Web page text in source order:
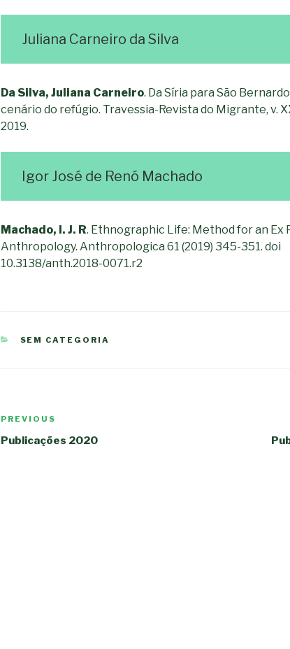
Juliana Carneiro da Silva
Da Silva, Juliana Carneiro. Da Síria para São
cenário do refúgio. Travessia-Revista do Migrante, v.
2019.
Igor José de Renó Machado
Machado, I. J. R. Ethnographic Life: Method for an Ex
Anthropology. Anthropologica 61 (2019) 345-351. doi
10.3138/anth.2018-0071.r2
CATEGORIES
SEM CATEGORIA
Post
navigation
Previous
Post
PREVIOUS
Publicações 2020